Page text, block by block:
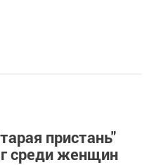
пристань"
среди женщин